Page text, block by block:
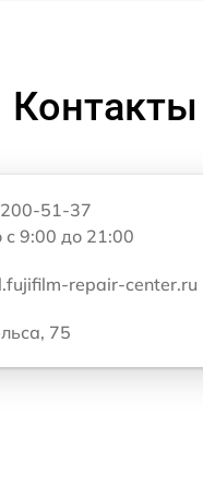
Контакты
51-37
9:00 до 21:00
repair-center.ru
75